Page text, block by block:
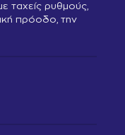
ταχείς ρυθμούς,
πρόοδο, την